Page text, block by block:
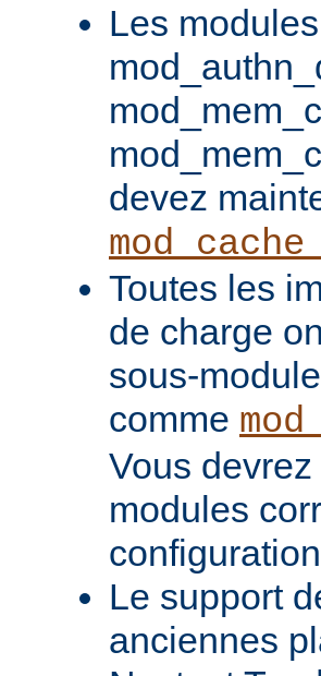
Les
devez
Toutes les
de charge
sous-
comme
Vous
modules
Le support
anciennes